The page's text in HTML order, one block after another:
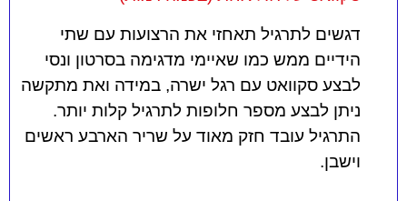
דגשים לתרגיל תאחזי את הרצועות עם שתי
הידיים ממש כמו שאיימי מדגימה בסרטון ונסי
לבצע סקוואט עם רגל ישרה, במידה ואת מתקשה
ניתן לבצע מספר חלופות לתרגיל קלות יותר.
התרגיל עובד חזק מאוד על שריר הארבע ראשים
וישבן.